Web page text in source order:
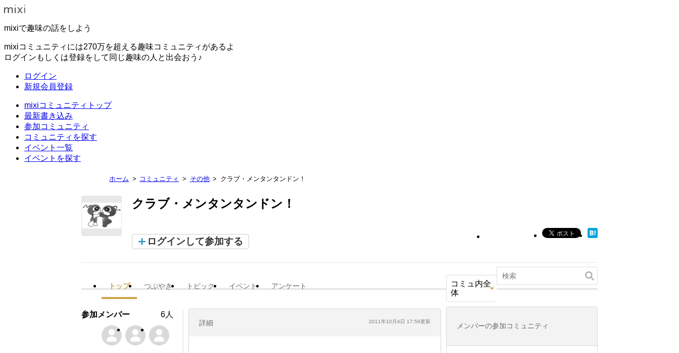
mixiで趣味の話をしよう
mixiコミュニティには270万を超える趣味コミュニティがあるよ
ログインもしくは登録をして同じ趣味の人と出会おう♪
ログイン
新規会員登録
mixiコミュニティトップ
最新書き込み
参加コミュニティ
コミュニティを探す
イベント一覧
イベントを探す
ホーム コミュニティ その他 クラブ・メンタンタンドン！
クラブ・メンタンタンドン！
ログインして参加する
トップ つぶやき トピック イベント アンケート
コミュ内全
体
詳細 2011年10月4日 17:59更新
参加メンバー 6人
メンバーの参加コミュニティ